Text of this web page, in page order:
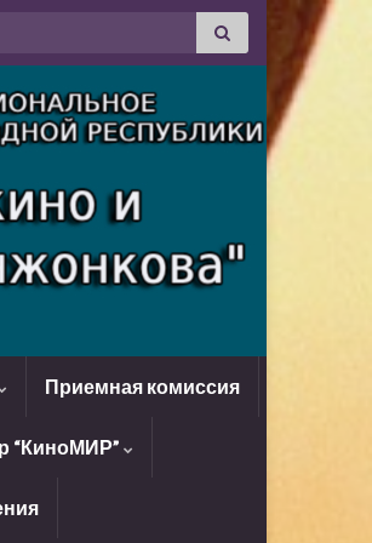
Приемная комиссия
“КиноМИР”